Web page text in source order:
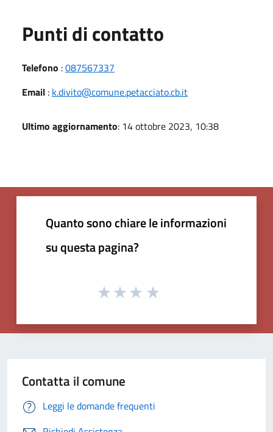
Punti di contatto
Telefono :087567337
Email : k.divito@comune.petacciato.cb.it
Ultimo aggiornamento: 14 ottobre 2023, 10:38
Quanto sono chiare le informazioni
su questa pagina?
Contatta il comune
Leggi le domande frequenti